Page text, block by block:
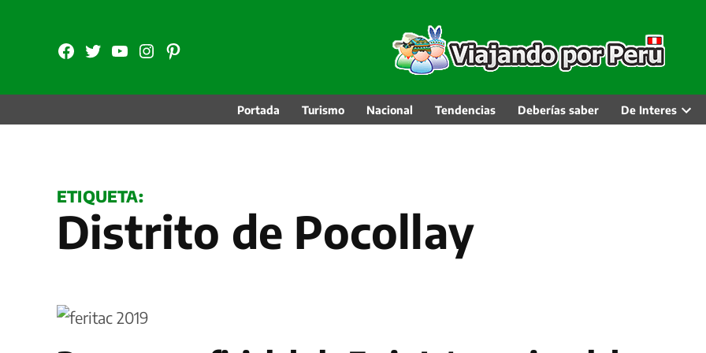
contenidoFB TW YouTubeInstagram
Pinterest
Portada Turismo Nacional Tendencias Deberías saber De Interes
ETIQUETA:
Distrito de Pocollay